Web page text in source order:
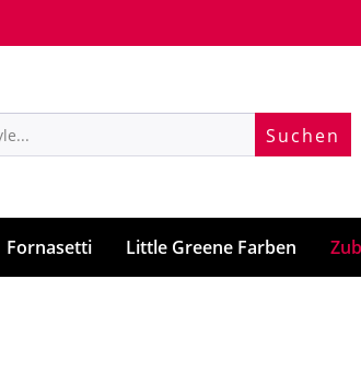
Suchen
Fornasetti Little Greene Farben